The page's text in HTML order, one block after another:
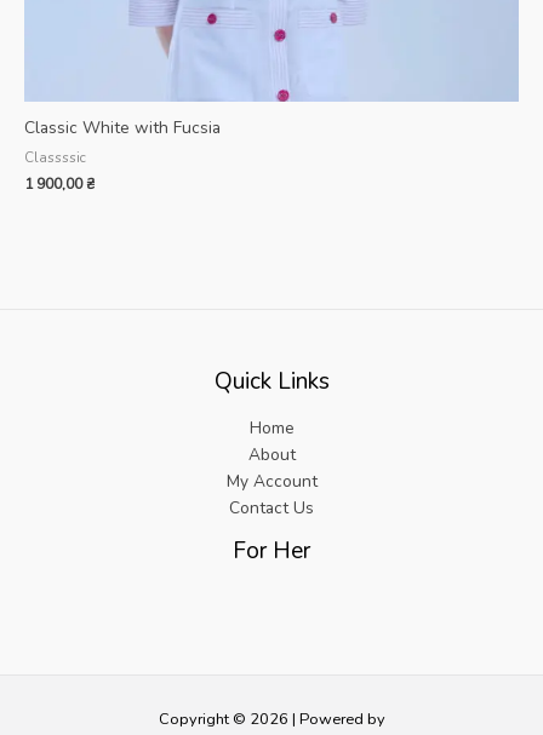
Classic White with Fucsia
Classssic
1 900,00₴
Quick Links
Home
About
My Account
Contact Us
For Her
Copyright © 2026 | Powered by